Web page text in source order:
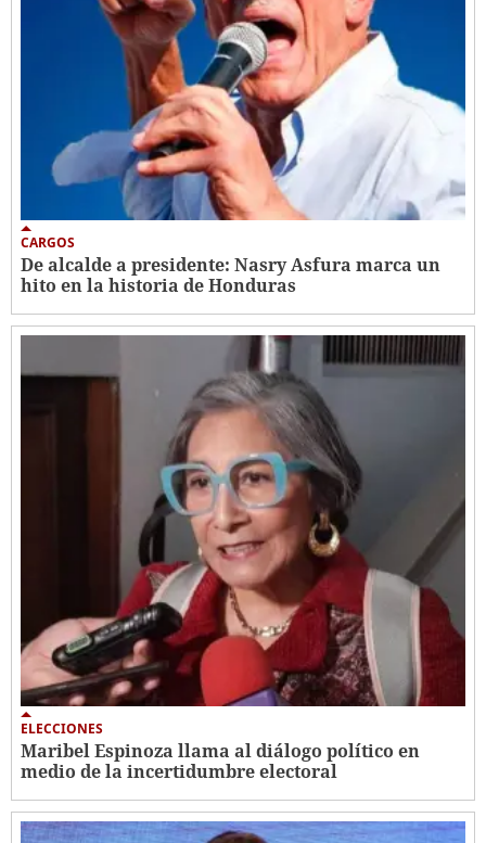
CARGOS
De alcalde a presidente: Nasry Asfura marca un
hito en la historia de Honduras
ELECCIONES
Maribel Espinoza llama al diálogo político en
medio de la incertidumbre electoral